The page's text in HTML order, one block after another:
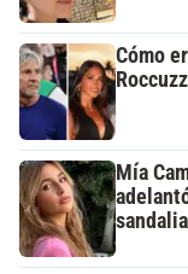
Cómo
Mía